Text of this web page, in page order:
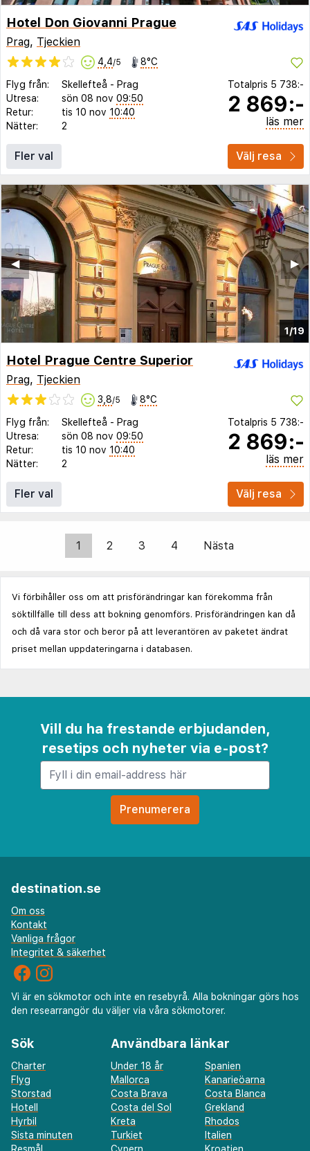
Hotel Don Giovanni Prague
Prag, Tjeckien
4,4/5 8°C
Flyg från: Skellefteå - Prag
Utresa:
sön 08 nov 09:50
Retur:
tis 10 nov 10:40
Nätter:
2
Totalpris 5 738:-
2 869:-
läs mer
Fler val Välj resa
1/19
▶︎
◀︎
Hotel Prague Centre Superior
Prag, Tjeckien
3,8/5 8°C
Flyg från: Skellefteå - Prag
Utresa:
sön 08 nov 09:50
Retur:
tis 10 nov 10:40
Nätter:
2
Totalpris 5 738:-
2 869:-
läs mer
Fler val Välj resa
1 2 3 4 Nästa
Vi förbihåller oss om att prisförändringar kan förekomma från
söktillfälle till dess att bokning genomförs. Prisförändringen kan då
och då vara stor och beror på att leverantören av paketet ändrat
priset mellan uppdateringarna i databasen.
Vill du ha frestande erbjudanden,
resetips och nyheter via e-post?
destination.se
Om oss
Kontakt
Vanliga frågor
Integritet & säkerhet
Vi är en sökmotor och inte en resebyrå. Alla bokningar görs hos
den researrangör du väljer via våra sökmotorer.
Sök
Charter
Flyg
Storstad
Hotell
Hyrbil
Sista minuten
Användbara länkar
Under 18 år
Spanien
Mallorca
Kanarieöarna
Costa Brava
Costa Blanca
Costa del Sol
Grekland
Kreta
Rhodos
Turkiet
Italien